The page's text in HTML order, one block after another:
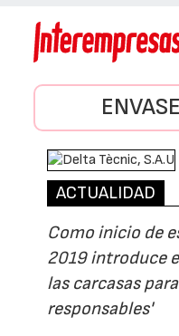
ACTUALIDAD
Como inicio de
2019 introduce
las carcasas
responsables'